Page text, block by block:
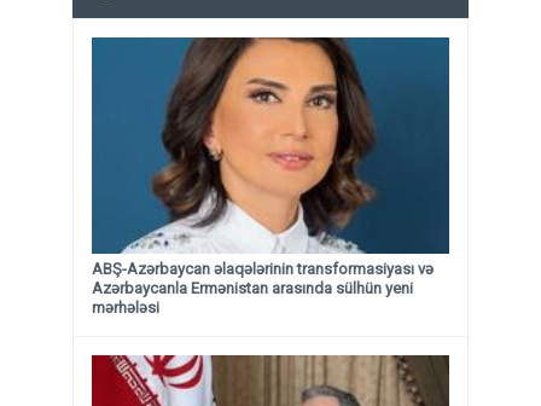
ABŞ-Azərbaycan əlaqələrinin transformasiyası və
Azərbaycanla Ermənistan arasında sülhün yeni
mərhələsi